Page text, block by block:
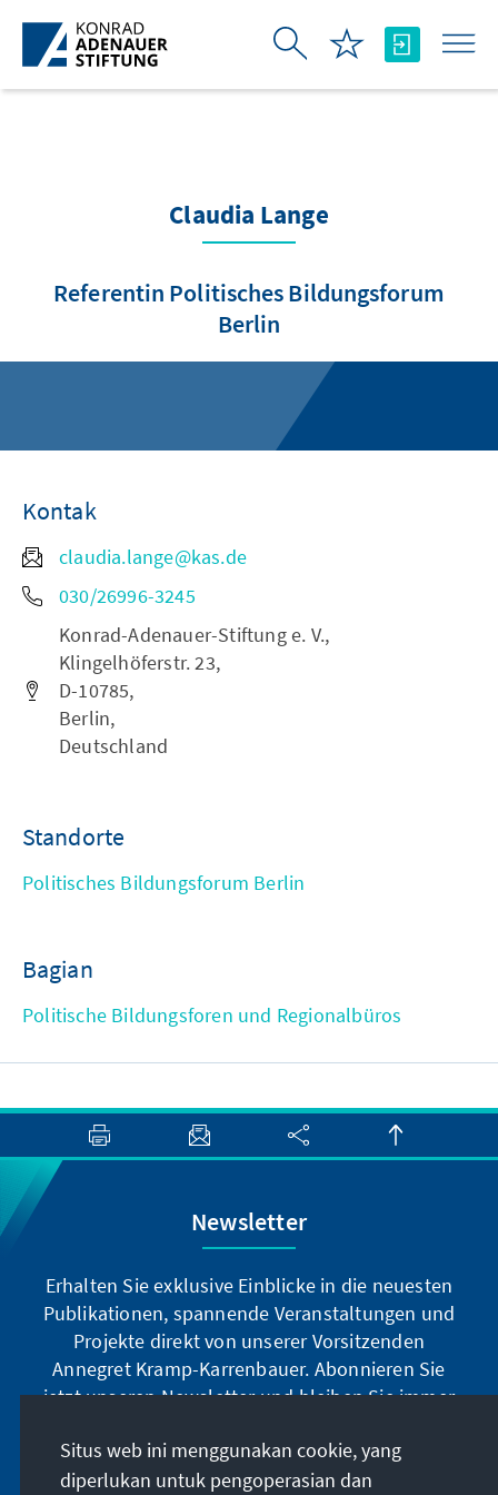
Skip to Main Content
Claudia Lange
Referentin Politisches Bildungsforum
Berlin
Kontak
claudia.lange@kas.de
030/26996-3245
Konrad-Adenauer-Stiftung e. V.,
Klingelhöferstr. 23,
D-10785,
Berlin,
Deutschland
Standorte
Politisches Bildungsforum Berlin
Bagian
Politische Bildungsforen und Regionalbüros
Newsletter
Erhalten Sie exklusive Einblicke in die neuesten
Publikationen, spannende Veranstaltungen und
Projekte direkt von unserer Vorsitzenden
Annegret Kramp-Karrenbauer. Abonnieren Sie
jetzt unseren Newsletter und bleiben Sie immer
Jetzt abonnieren
Situs web ini menggunakan cookie, yang
diperlukan untuk pengoperasian dan